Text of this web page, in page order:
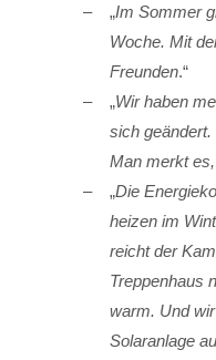
„Im Sommer
Woche. Mit
Freunden.“
„Wir haben
sich
Man merkt
„Die
heizen im
reicht der
Treppenhaus
warm. Und
Solaranlage